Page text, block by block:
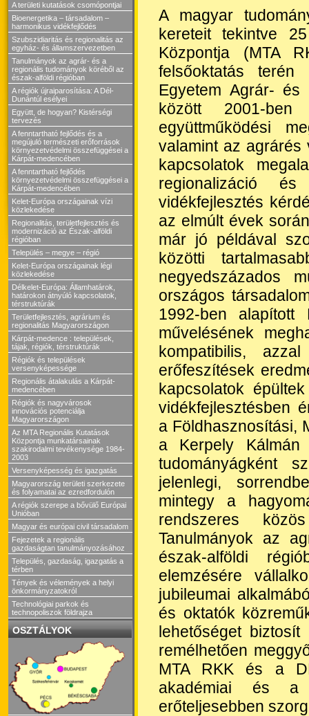
A területi kutatások csomópontjai
Bioenergetika – társadalom –
harmonikus vidékfejlődés
Szubszidiaritás és regionalitás az
egyház- és államszervezetben
Tanulmányok az agrár- és a
regionális tudományok köréből az
észak-alföldi régióban
A régiók újraiparosítása: A Dél-
Dunántúl esélyei
Együtt, de hogyan? Kistérségi
tervezés
A fenntartható fejlődés és a
megújuló természeti erőforrások
környezetvédelmi összefüggései a
Kárpát-medencében
A fenntartható fejlődés
környezetvédelmi összefüggései a
Kárpát-medencében
Kelet-Európa országainak vízi
közlekedése
Regionalitás, területfejlesztés és
modernizáció az Észak-alföldi
régióban
Település – megye – régió
Kelet-Európa országainak légi
közlekedése
Délkelet-Európa: Államhatárok,
határokon átnyúló kapcsolatok,
térstruktúrák
Területfejlesztés, agrárium és
regionalitás Magyarországon
Kárpát-medence : települések,
tájak, régiók, térstruktúrák
Régiók és települések
versenyképessége
Regionális átalakulás a Kárpát-
medencében
Régiók és nagyvárosok
innovációs potenciálja
Magyarországon
Az MTA Regionális Kutatások
Központja munkatársainak
szakirodalmi tevékenysége 1984-
2003
Versenyképesség és igazgatás
Magyarország területi szerkezete
és folyamatai az ezredfordulón
A régiók szerepe a bővülő Európai
Unióban
Magyar és európai civil társadalom
Fejezetek a regionális
gazdaságtan tanulmányozásához
Település, gazdaság, igazgatás a
térben
Tények és vélemények a helyi
önkormányzatokról
Technológiai parkok és
technopoliszok földrajza
OSZTÁLYOK
A magyar
kereteit tekintve
Központja (MTA
felsőoktatás terén
Egyetem Agrár- és
között 2001-
együttműködési
valamint az agrárés
kapcsolatok
regionalizáció
vidékfejlesztés
az elmúlt évek
már jó példával
közötti
negyedszázados
országos
1992-ben
művelésének
kompatibilis,
erőfeszítések
kapcsolatok
vidékfejlesztésben
a Földhasznosítási,
a Kerpely Kálmán
tudományágként
jelenlegi,
mintegy a
rendszeres
Tanulmányok az
észak-alföldi
elemzésére
jubileumai
és oktatók
lehetőséget
remélhetően
MTA RKK és a
akadémiai és a
erőteljesebben